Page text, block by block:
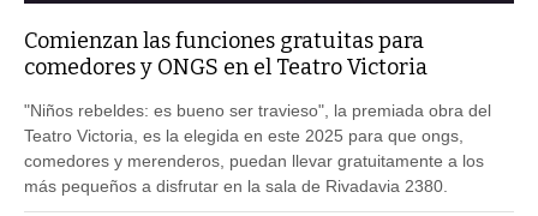
Comienzan las funciones gratuitas para
comedores y ONGS en el Teatro Victoria
"Niños rebeldes: es bueno ser travieso", la premiada obra del
Teatro Victoria, es la elegida en este 2025 para que ongs,
comedores y merenderos, puedan llevar gratuitamente a los
más pequeños a disfrutar en la sala de Rivadavia 2380.